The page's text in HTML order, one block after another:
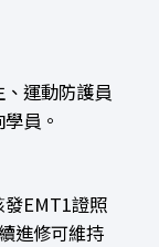
運動防護員
員。
發EMT1證照
進修可維持